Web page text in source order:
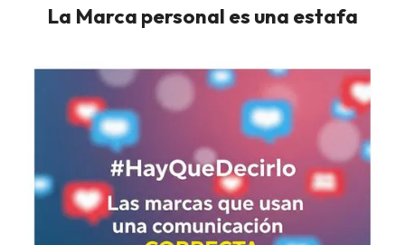
La Marca personal es una estafa